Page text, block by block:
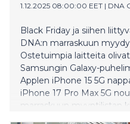
1.12.2025 08:00:00 EET | DNA
Black Friday ja siihen
DNA:n marraskuun
Ostetuimpia laitteita
Samsungin Galaxy-
Applen iPhone 15 5G
iPhone 17 Pro Max 5G
marraskuun myyntilistan